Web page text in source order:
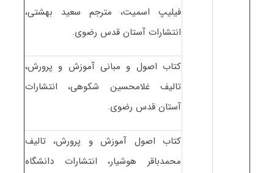
فیلیپ اسمیت، مترجم سعید بهشتی،
انتشارات آستان قدس رضوی.
کتاب اصول و مبانی آموزش و پرورش،
تالیف غلامحسین شکوهی، انتشارات
آستان قدس رضوی.
کتاب اصول آموزش و پرورش، تالیف
محمدباقر هوشیار، انتشارات دانشگاه